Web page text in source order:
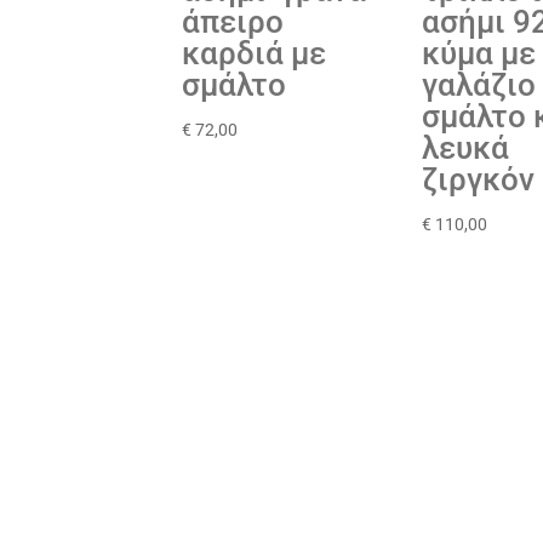
άπειρο
καρδιά με
σμάλτο
€ 72,00
ασήμι
κύμα με
γαλάζιο
σμάλτο
λευκά
ζιργκόν
€ 110,00